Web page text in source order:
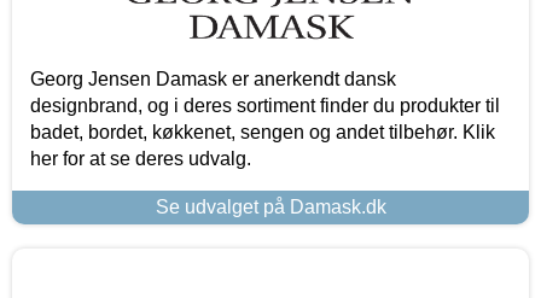
Georg Jensen Damask er anerkendt dansk
designbrand, og i deres sortiment finder du produkter til
badet, bordet, køkkenet, sengen og andet tilbehør. Klik
her for at se deres udvalg.
Se udvalget på Damask.dk